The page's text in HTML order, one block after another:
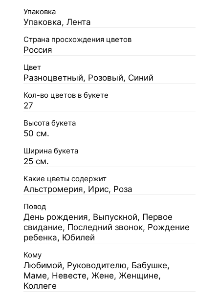
Упаковка
Упаковка, Лента
Страна просхождения цветов
Россия
Цвет
Разноцветный, Розовый, Синий
Кол-во цветов в букете
27
Высота букета
50 см.
Ширина букета
25 см.
Какие цветы содержит
Альстромерия, Ирис, Роза
Повод
День рождения, Выпускной, Первое
свидание, Последний звонок, Рождение
ребенка, Юбилей
Кому
Любимой, Руководителю, Бабушке,
Маме, Невесте, Жене, Женщине,
Коллеге